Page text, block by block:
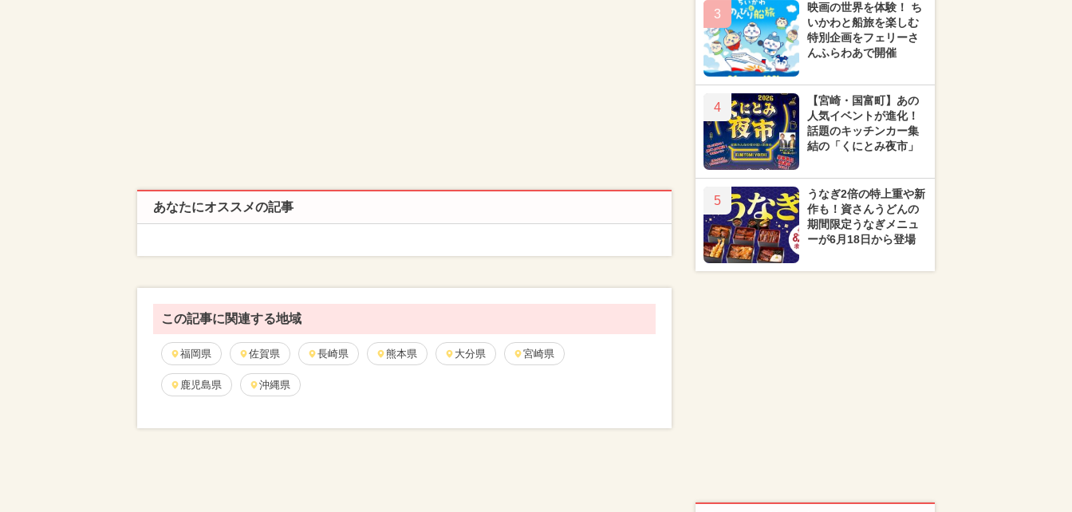
あなたにオススメの記事
この記事に関連する地域
福岡県 佐賀県 長崎県 熊本県 大分県 宮崎県
鹿児島県 沖縄県
3
映画の世界を体験！ ち
いかわと船旅を楽しむ
特別企画をフェリーさ
んふらわあで開催
4
【宮崎・国富町】あの
人気イベントが進化！
話題のキッチンカー集
結の「くにとみ夜市」
5
うなぎ2倍の特上重や新
作も！資さんうどんの
期間限定うなぎメニュ
ーが6月18日から登場